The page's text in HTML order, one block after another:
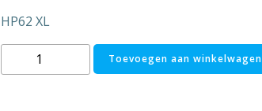
HP62 XL
nr.62
Toevoegen aan winkelwagen